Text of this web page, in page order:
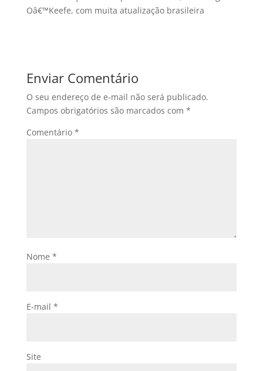
Oâ€™Keefe, com muita atualização brasileira
Enviar Comentário
O seu endereço de e-mail não será publicado.
Campos obrigatórios são marcados com *
Comentário *
Nome *
E-mail *
Site